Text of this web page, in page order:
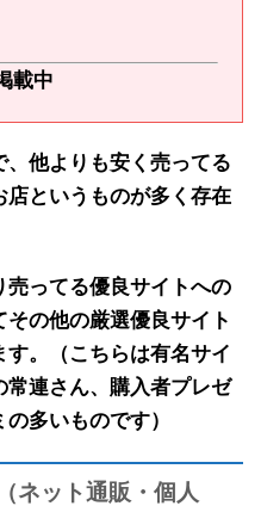
載中
他よりも安く売ってる
店というものが多く存在
売ってる優良サイトへの
その他の厳選優良サイト
。（こちらは有名サイ
常連さん、購入者プレゼ
多いものです）
ネット通販・個人